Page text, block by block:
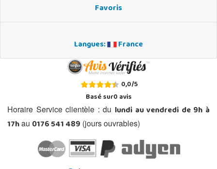
Favoris
Langues: France
0,0/5
Basé sur0avis
Horaire Service clientèle : du lundi au vendredi de 9h à
17hau 0176 541 489 (jours ouvrables)